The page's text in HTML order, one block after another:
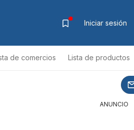
Iniciar sesión
de comercios Lista de productos
ANUNCIO